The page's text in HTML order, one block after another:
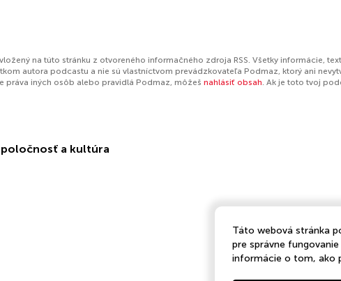
na túto stránku z otvoreného informačného zdroja RSS. Všetky informácie,
autora podcastu a nie sú vlastníctvom prevádzkovateľa Podmaz, ktorý ani
práva iných osôb alebo pravidlá Podmaz, môžeš nahlásiť obsah. Ak je toto tvoj
a kultúra
Táto webová stránka
pre správne
informácie o tom, ako